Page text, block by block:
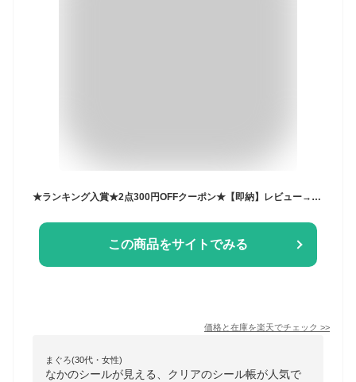
★ランキング入賞★2点300円OFFクーポン★【即納】レビュー→Gift 新色発売 透明 シール帳 リフィルセット シールバインダー シール収納 12色 クリア シールバインダー A6 A7 M5サイズ ミニサイズ 手帳 推し活グッズ リフィル 手帳 DIY活用 シール収納 大きめ 推し活グッズ
この商品をサイトでみる
価格と在庫を楽天でチェック >>
まぐろ(30代・女性)
なかのシールが見える、クリアのシール帳が人気で